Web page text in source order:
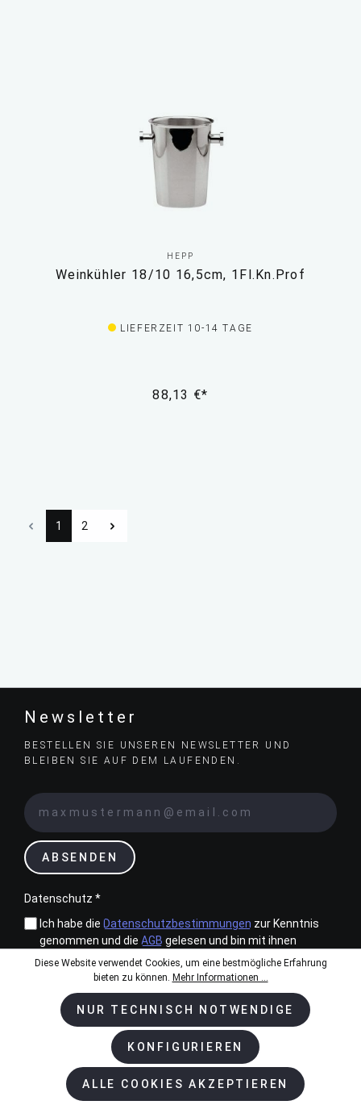
HEPP
Weinkühler 18/10 16,5cm, 1Fl.Kn.Prof
LIEFERZEIT 10-14 TAGE
88,13 €*
1 2
Newsletter
BESTELLEN SIE UNSEREN NEWSLETTER UND
BLEIBEN SIE AUF DEM LAUFENDEN.
ABSENDEN
Datenschutz *
Ich habe die Datenschutzbestimmungen zur Kenntnis
genommen und die AGB gelesen und bin mit ihnen
einverstanden.
Diese Website verwendet Cookies, um eine bestmögliche Erfahrung
bieten zu können. Mehr Informationen ...
NUR TECHNISCH NOTWENDIGE
KONFIGURIEREN
ALLE COOKIES AKZEPTIEREN